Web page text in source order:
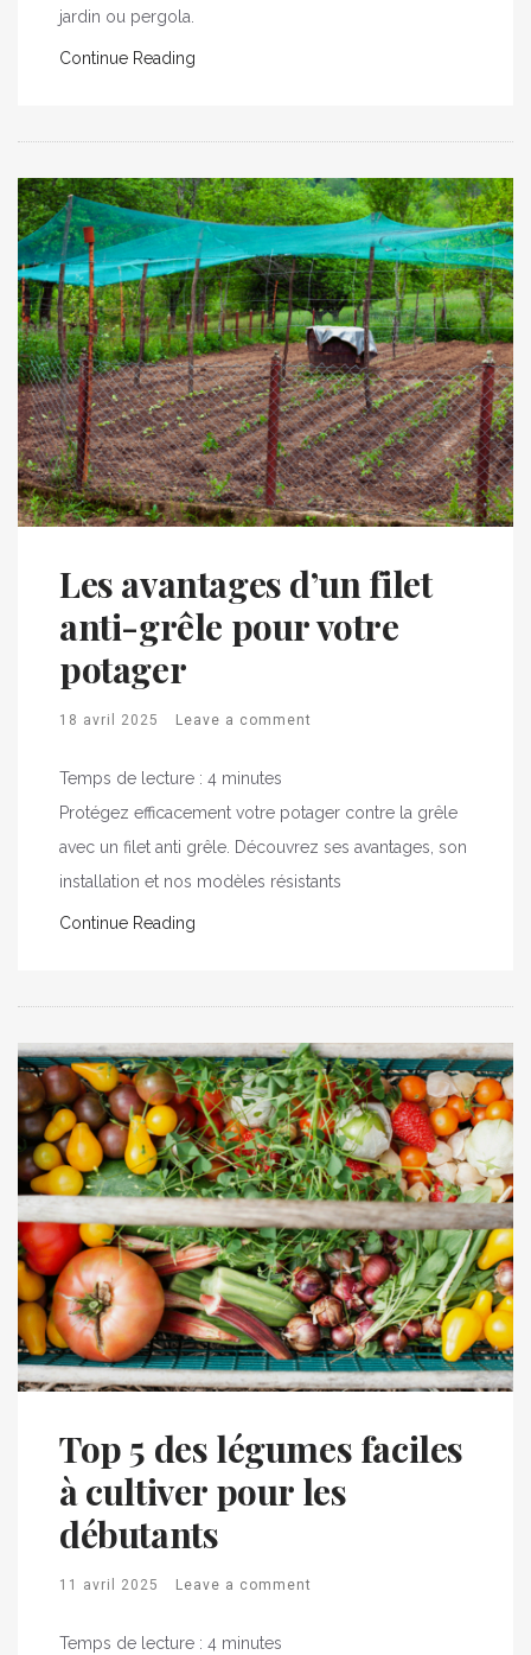
jardin ou pergola.
Continue Reading
Les avantages d’un filet
anti-grêle pour votre
potager
18 avril 2025 Leave a comment
Temps de lecture : 4 minutes
Protégez efficacement votre potager contre la grêle
avec un filet anti grêle. Découvrez ses avantages, son
installation et nos modèles résistants
Continue Reading
Top 5 des légumes faciles
à cultiver pour les
débutants
11 avril 2025 Leave a comment
Temps de lecture : 4 minutes